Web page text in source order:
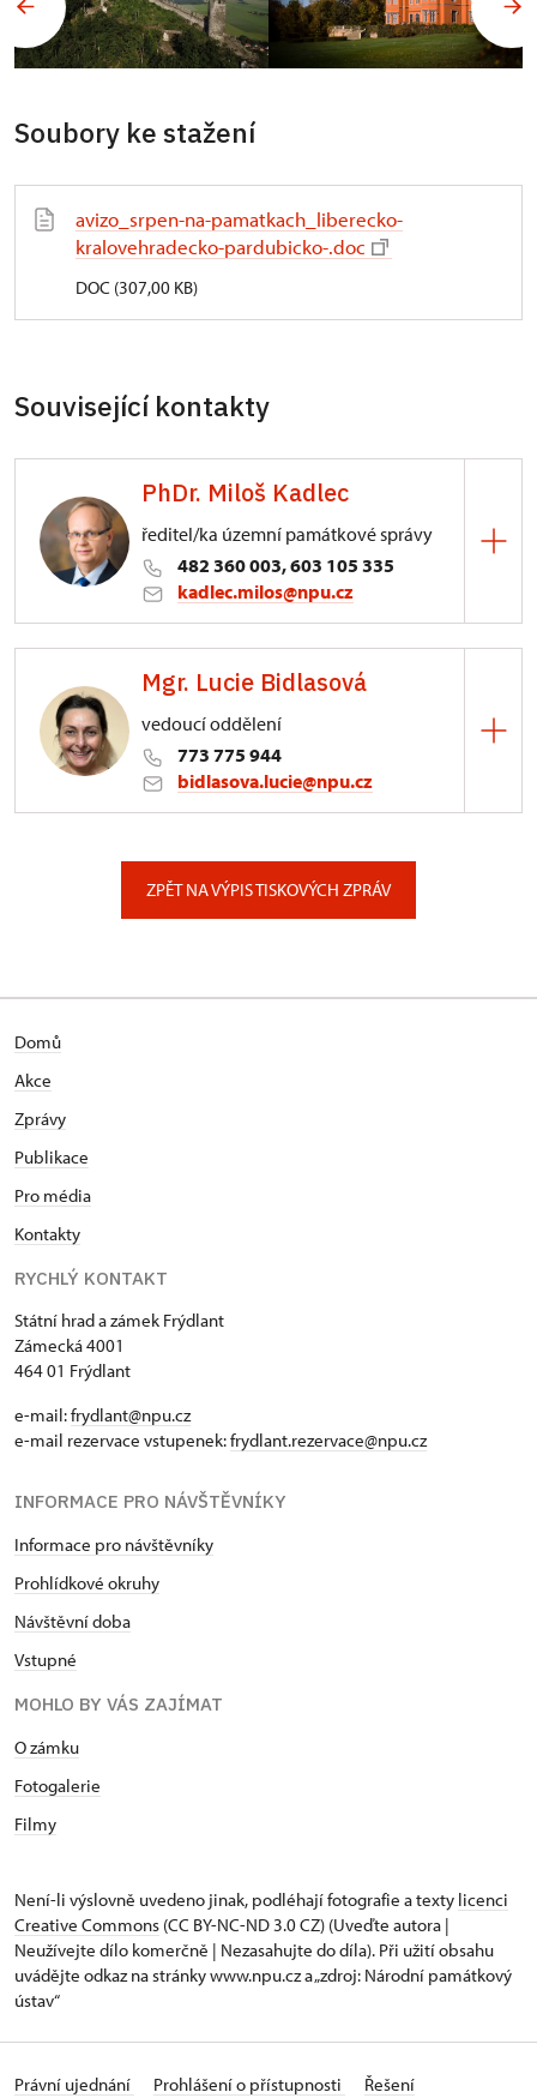
Soubory ke stažení
avizo_srpen-na-pamatkach_liberecko-
kralovehradecko-pardubicko-.doc
DOC (307,00 KB)
Související kontakty
PhDr. Miloš Kadlec
ředitel/ka územní památkové správy
482 360 003, 603 105 335
kadlec.milos@npu.cz
3/, Sychrov 3
Mgr. Lucie Bidlasová
vedoucí oddělení
773 775 944
bidlasova.lucie@npu.cz
ZPĚT NA VÝPIS TISKOVÝCH ZPRÁV
Domů
Akce
Zprávy
Publikace
Pro média
Kontakty
RYCHLÝ KONTAKT
Státní hrad a zámek Frýdlant
Zámecká 4001
464 01 Frýdlant
e-mail:frydlant@npu.cz
e-mail rezervace vstupenek:frydlant.rezervace@npu.cz
INFORMACE PRO NÁVŠTĚVNÍKY
Informace pro návštěvníky
Prohlídkové okruhy
Návštěvní doba
Vstupné
MOHLO BY VÁS ZAJÍMAT
O zámku
Fotogalerie
Filmy
Není-li výslovně uvedeno jinak, podléhají fotografie a texty licenci
Creative Commons (CC BY-NC-ND 3.0 CZ) (Uveďte autora |
Neužívejte dílo komerčně | Nezasahujte do díla). Při užití obsahu
uvádějte odkaz na stránky www.npu.cz a „zdroj: Národní památkový
ústav“
Právní ujednání Prohlášení o přístupnosti Řešení